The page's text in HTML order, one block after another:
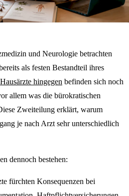
und Neurologie betrachten
als festen Bestandteil ihres
Hausärzte hingegen befinden sich noch
allem was die bürokratischen
Zweiteilung erklärt, warum
je nach Arzt sehr unterschiedlich
dennoch bestehen:
fürchten Konsequenzen bei